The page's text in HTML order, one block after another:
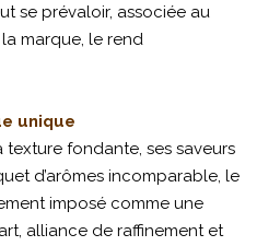
se prévaloir, associée au
marque, le rend
unique
fondante, ses saveurs
d’arômes incomparable, le
imposé comme une
alliance de raffinement et